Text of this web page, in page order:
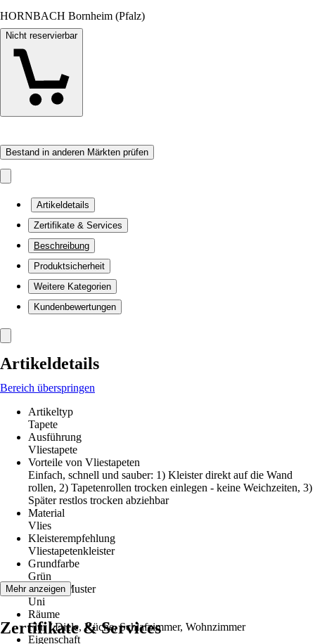
HORNBACH Bornheim (Pfalz)
Nicht reservierbar
Bestand in anderen Märkten prüfen
Artikeldetails
Zertifikate & Services
Beschreibung
Produktsicherheit
Weitere Kategorien
Kundenbewertungen
Artikeldetails
Bereich überspringen
Artikeltyp
Tapete
Ausführung
Vliestapete
Vorteile von Vliestapeten
Einfach, schnell und sauber: 1) Kleister direkt auf die Wand
rollen, 2) Tapetenrollen trocken einlegen - keine Weichzeiten, 3)
Später restlos trocken abziehbar
Material
Vlies
Kleisterempfehlung
Vliestapetenkleister
Grundfarbe
Grün
Dekor / Muster
Uni
Räume
Flur / Diele, Küche, Schlafzimmer, Wohnzimmer
Eigenschaft
Mehr anzeigen
Zertifikate & Services